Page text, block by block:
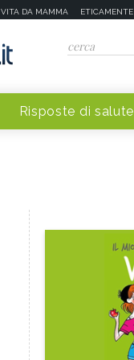
VITA DA MAMMA ETICAMENTE
Risposte di salute